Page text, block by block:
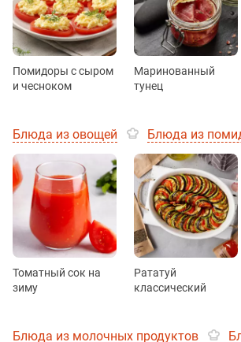
Помидоры с сыром
и чесноком
Маринованный
тунец
Блюда из овощей Блюда из
Томатный сок на
зиму
Рататуй
классический
Блюда из молочных продуктов